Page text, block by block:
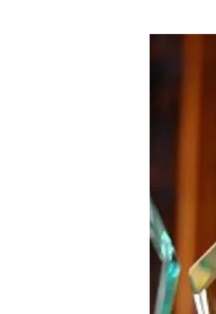
Другие рубрики
Реестр туроператоров
Реестр туристических
агентств Алтайского края